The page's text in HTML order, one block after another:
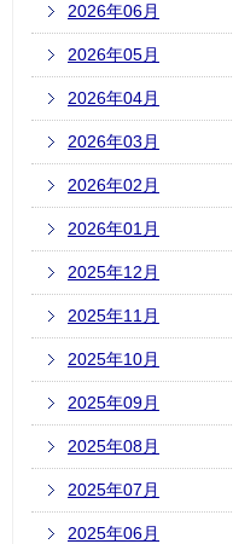
2026年06月
2026年05月
2026年04月
2026年03月
2026年02月
2026年01月
2025年12月
2025年11月
2025年10月
2025年09月
2025年08月
2025年07月
2025年06月